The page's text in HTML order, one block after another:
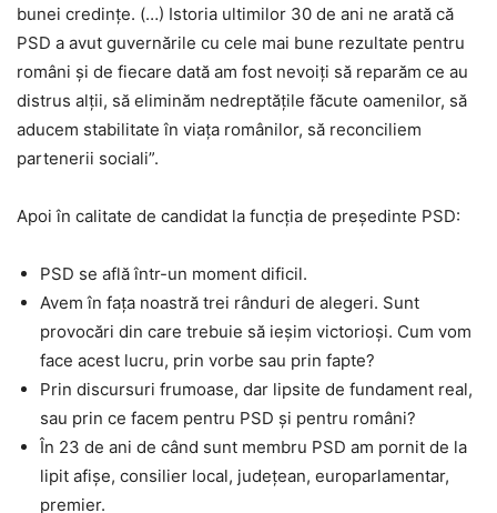
bunei credinţe. (…) Istoria ultimilor 30 de ani ne arată că
PSD a avut guvernările cu cele mai bune rezultate pentru
români şi de fiecare dată am fost nevoiţi să reparăm ce au
distrus alţii, să eliminăm nedreptăţile făcute oamenilor, să
aducem stabilitate în viaţa românilor, să reconciliem
partenerii sociali”.
Apoi în calitate de candidat la funcţia de preşedinte PSD:
PSD se află într-un moment dificil.
Avem în fața noastră trei rânduri de alegeri. Sunt
provocări din care trebuie să ieșim victorioși. Cum vom
face acest lucru, prin vorbe sau prin fapte?
Prin discursuri frumoase, dar lipsite de fundament real,
sau prin ce facem pentru PSD și pentru români?
În 23 de ani de când sunt membru PSD am pornit de la
lipit afișe, consilier local, județean, europarlamentar,
premier.